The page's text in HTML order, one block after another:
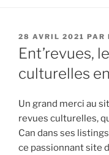
PUBLIÉ
LE
28 AVRIL 2021 PAR
Ent’revues,
culturelles
Un grand merci au
revues culturelles,
Can dans ses
ce passionnant site